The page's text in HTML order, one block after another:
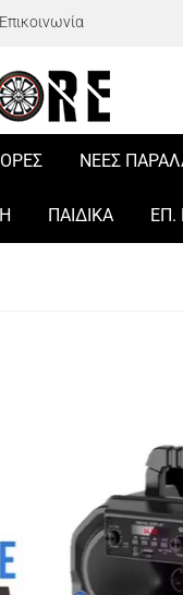
Επικοινωνία
ΝΕΕΣ
ΠΑΙΔΙΚΑ ΕΠ.